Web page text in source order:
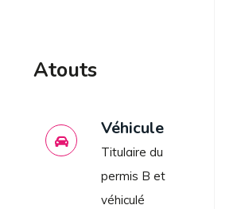
Atouts
Véhicule
Titulaire du
permis B et
véhiculé